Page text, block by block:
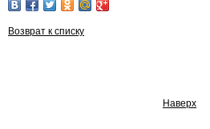
Возврат к списку
Наверх